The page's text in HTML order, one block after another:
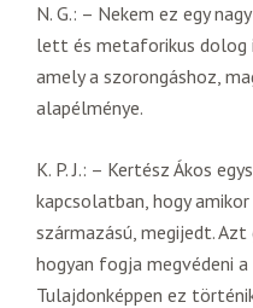
N. G.: – Nekem ez egy
lett és metaforikus dolog
amely a szorongáshoz,
alapélménye.
K. P. J.: – Kertész Ákos
kapcsolatban, hogy
származású, megijedt.
hogyan fogja megvédeni
Tulajdonképpen ez